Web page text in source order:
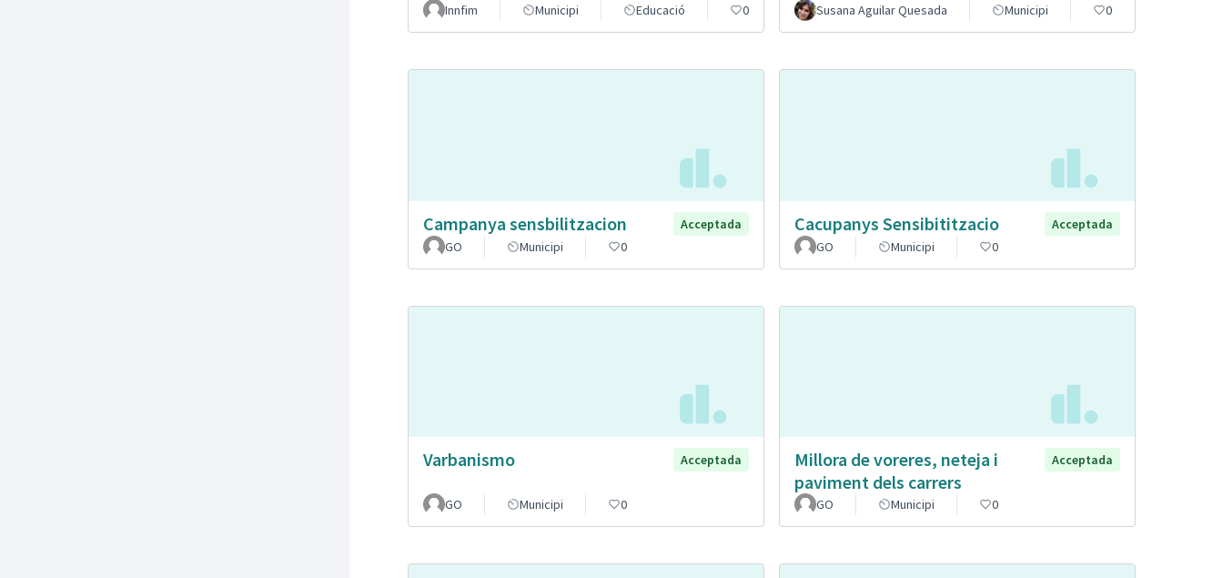
Innfim Municipi Educació 0 Susana Aguilar Quesada Municipi 0
Campanya sensbilitzacion
Acceptada
GO
Municipi 0
Cacupanys Sensibititzacio
Acceptada
GO
Municipi 0
Varbanismo Acceptada
GO Municipi 0
Millora de voreres, neteja i
paviment dels carrers
Acceptada
GO Municipi 0